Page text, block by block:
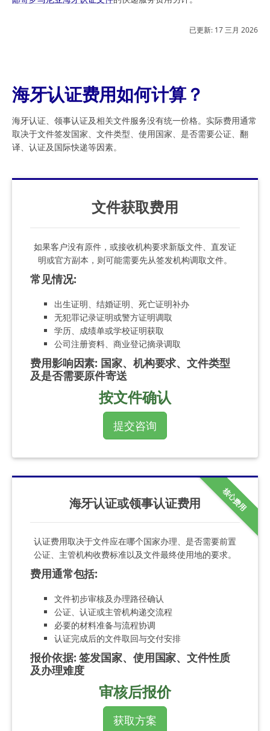
已更新: 17 三月 2026
海牙认证费用如何计算？
海牙认证、领事认证及相关文件服务没有统一价格。实际费用通常
取决于文件签发国家、文件类型、使用国家、是否需要公证、翻
译、认证及国际快递等因素。
文件获取费用
如果客户没有原件，或接收机构要求新版文件、直发证
明或官方副本，则可能需要先从签发机构调取文件。
常见情况:
出生证明、结婚证明、死亡证明补办
无犯罪记录证明或警方证明调取
学历、成绩单或学校证明获取
公司注册资料、商业登记摘录调取
费用影响因素: 国家、机构要求、文件类型
及是否需要原件寄送
按文件确认
提交咨询
核心费用
海牙认证或领事认证费用
认证费用取决于文件应在哪个国家办理、是否需要前置
公证、主管机构收费标准以及文件最终使用地的要求。
费用通常包括:
文件初步审核及办理路径确认
公证、认证或主管机构递交流程
必要的材料准备与流程协调
认证完成后的文件取回与交付安排
报价依据:签发国家、使用国家、文件性质
及办理难度
审核后报价
获取方案